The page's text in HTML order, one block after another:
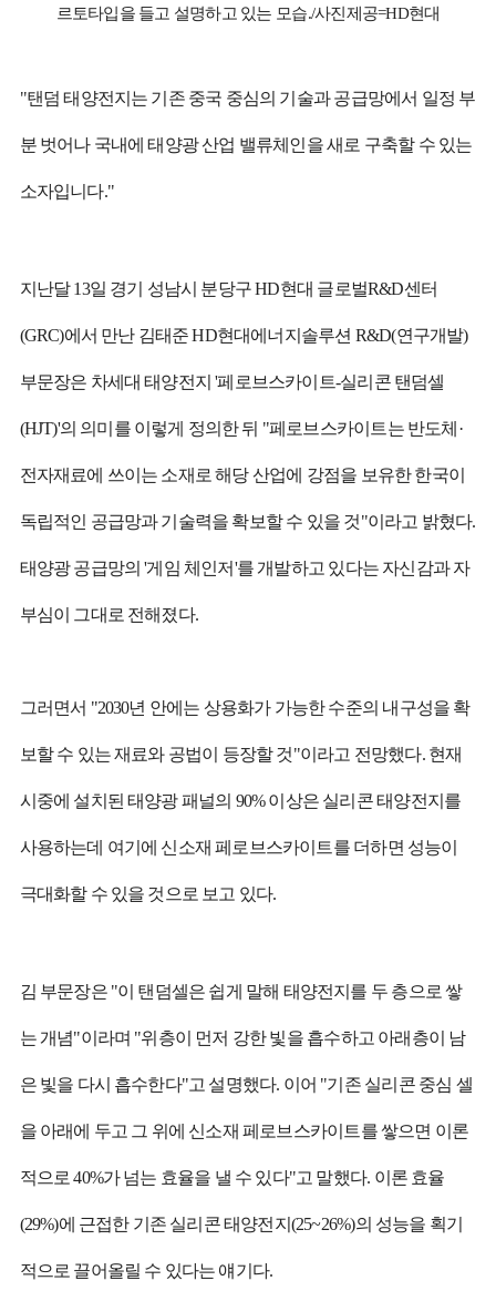
르토타입을 들고 설명하고 있는 모습./사진제공=HD현대
"탠덤 태양전지는 기존 중국 중심의 기술과 공급망에서 일정 부
분 벗어나 국내에 태양광 산업 밸류체인을 새로 구축할 수 있는
소자입니다."
지난달 13일 경기 성남시 분당구 HD현대 글로벌R&D센터
(GRC)에서 만난 김태준 HD현대에너지솔루션 R&D(연구개발)
부문장은 차세대 태양전지 '페로브스카이트-실리콘 탠덤셀
(HJT)'의 의미를 이렇게 정의한 뒤 "페로브스카이트는 반도체·
전자재료에 쓰이는 소재로 해당 산업에 강점을 보유한 한국이
독립적인 공급망과 기술력을 확보할 수 있을 것"이라고 밝혔다.
태양광 공급망의 '게임 체인저'를 개발하고 있다는 자신감과 자
부심이 그대로 전해졌다.
그러면서 "2030년 안에는 상용화가 가능한 수준의 내구성을 확
보할 수 있는 재료와 공법이 등장할 것"이라고 전망했다. 현재
시중에 설치된 태양광 패널의 90% 이상은 실리콘 태양전지를
사용하는데 여기에 신소재 페로브스카이트를 더하면 성능이
극대화할 수 있을 것으로 보고 있다.
김 부문장은 "이 탠덤셀은 쉽게 말해 태양전지를 두 층으로 쌓
는 개념"이라며 "위층이 먼저 강한 빛을 흡수하고 아래층이 남
은 빛을 다시 흡수한다"고 설명했다. 이어 "기존 실리콘 중심 셀
을 아래에 두고 그 위에 신소재 페로브스카이트를 쌓으면 이론
적으로 40%가 넘는 효율을 낼 수 있다"고 말했다. 이론 효율
(29%)에 근접한 기존 실리콘 태양전지(25~26%)의 성능을 획기
적으로 끌어올릴 수 있다는 얘기다.